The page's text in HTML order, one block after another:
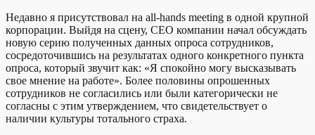
Недавно я присутствовал на all-hands meeting в одной крупной
корпорации. Выйдя на сцену, CEO компании начал обсуждать
новую серию полученных данных опроса сотрудников,
сосредоточившись на результатах одного конкретного пункта
опроса, который звучит как: «Я спокойно могу высказывать
свое мнение на работе». Более половины опрошенных
сотрудников не согласились или были категорически не
согласны с этим утверждением, что свидетельствует о
наличии культуры тотального страха.